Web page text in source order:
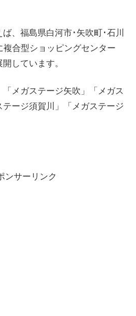
、福島県白河市･矢吹町･石川
複合型ショッピングセンター
開しています。
「メガステージ矢吹」「メガス
ージ須賀川」「メガステージ
ンサーリンク